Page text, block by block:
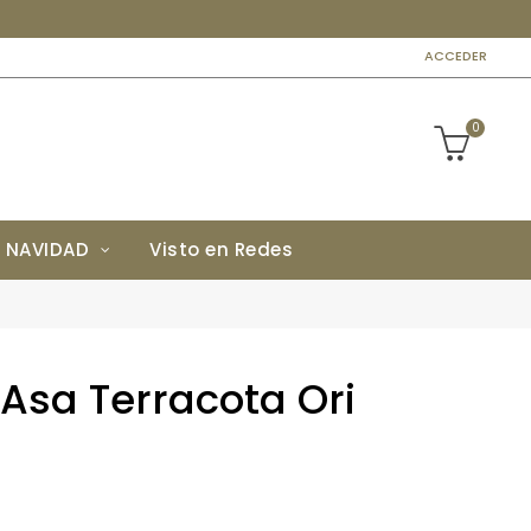
ACCEDER
0
NAVIDAD Visto en Redes
Terracota Ori